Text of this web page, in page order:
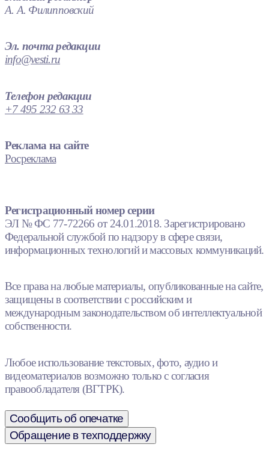
А. А. Филипповский
Эл. почта редакции
info@vesti.ru
Телефон редакции
+7 495 232 63 33
Реклама на сайте
Росреклама
Регистрационный номер серии
ЭЛ № ФС 77-72266 от 24.01.2018. Зарегистрировано
Федеральной службой по надзору в сфере связи,
информационных технологий и массовых коммуникаций.
Все права на любые материалы, опубликованные на сайте,
защищены в соответствии с российским и
международным законодательством об интеллектуальной
собственности.
Любое использование текстовых, фото, аудио и
видеоматериалов возможно только с согласия
правообладателя (ВГТРК).
Сообщить об опечатке
Обращение в техподдержку